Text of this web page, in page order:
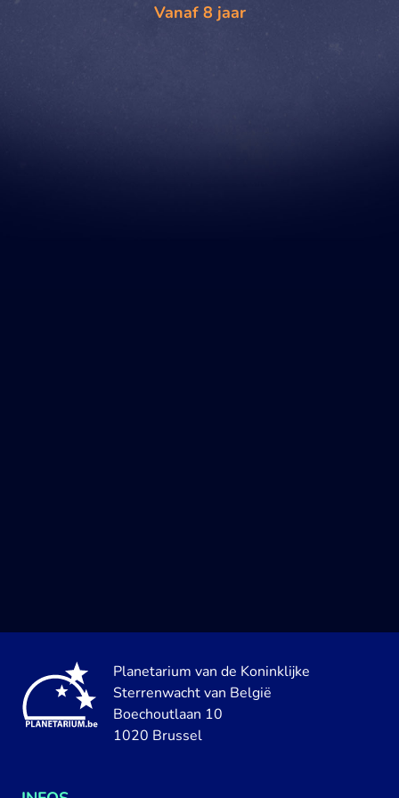
Vanaf 8 jaar
Planetarium van de Koninklijke
Sterrenwacht van België
Boechoutlaan 10
1020 Brussel